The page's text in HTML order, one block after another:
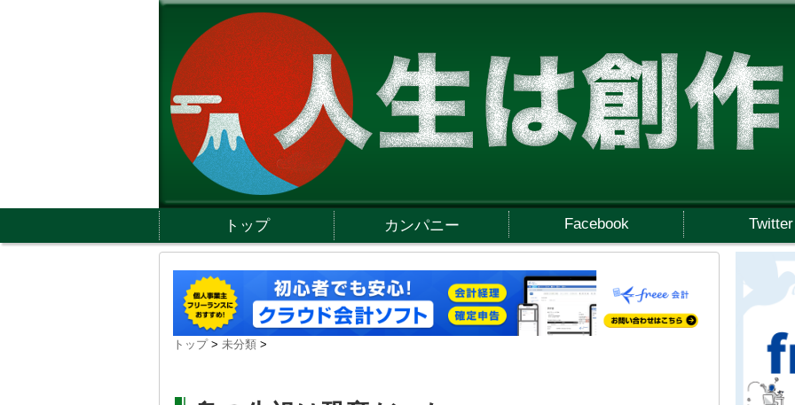
トップ カンパニー Facebook Twitter
トップ > 未分類 >